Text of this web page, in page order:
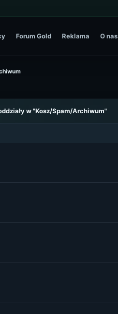
Forum Gold Reklama O nas
w "Kosz/Spam/Archiwum"